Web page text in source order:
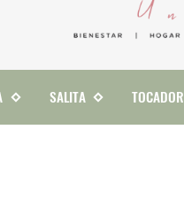
SALITA TOCADOR